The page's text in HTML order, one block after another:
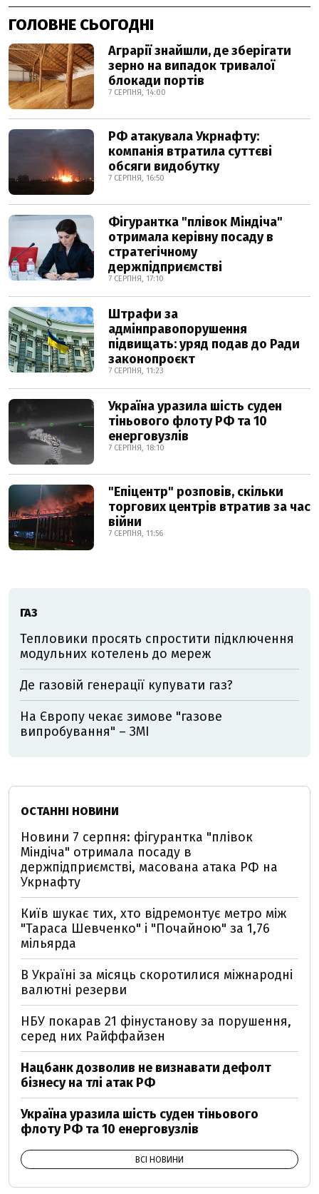
ГОЛОВНЕ СЬОГОДНІ
Аграрії знайшли, де зберігати
зерно на випадок тривалої
блокади портів
7 СЕРПНЯ, 14:00
РФ атакувала Укрнафту:
компанія втратила суттєві
обсяги видобутку
7 СЕРПНЯ, 16:50
Фігурантка "плівок Міндіча"
отримала керівну посаду в
стратегічному
держпідприємстві
7 СЕРПНЯ, 17:10
Штрафи за
адмінправопорушення
підвищать: уряд подав до Ради
законопроєкт
7 СЕРПНЯ, 11:23
Україна уразила шість суден
тіньового флоту РФ та 10
енерговузлів
7 СЕРПНЯ, 18:10
"Епіцентр" розповів, скільки
торгових центрів втратив за час
війни
7 СЕРПНЯ, 11:56
ГАЗ
Тепловики просять спростити підключення
модульних котелень до мереж
Де газовій генерації купувати газ?
На Європу чекає зимове "газове
випробування" – ЗМІ
ОСТАННІ НОВИНИ
Новини 7 серпня: фігурантка "плівок
Міндіча" отримала посаду в
держпідприємстві, масована атака РФ на
Укрнафту
Київ шукає тих, хто відремонтує метро між
"Тараса Шевченко" і "Почайною" за 1,76
мільярда
В Україні за місяць скоротилися міжнародні
валютні резерви
НБУ покарав 21 фінустанову за порушення,
серед них Райффайзен
Нацбанк дозволив не визнавати дефолт
бізнесу на тлі атак РФ
Україна уразила шість суден тіньового
флоту РФ та 10 енерговузлів
ВСІ НОВИНИ